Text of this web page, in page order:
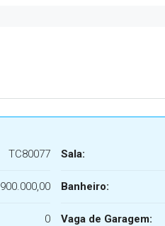
TC80077
0
Sala:
Banheiro:
Vaga de Garagem: